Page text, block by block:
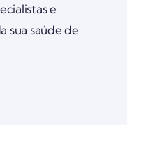
e
sua saúde de